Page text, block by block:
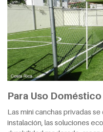
Para Uso
Las mini canchas privadas
instalación, las soluciones